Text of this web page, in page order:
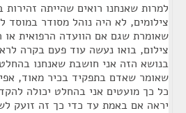
למרות שאנחנו רואים שהייתה
צילומים, לא היה נוהל מסודר במוסד
שאומרת שגם אם הוועדה הרפואית
צילום, בואו נעשה עוד פעם בקרה
בנושא הזה אני חושבת שאנחנו
שאומר שאדם בתפקיד בכיר מאוד,
כל כך מועטים אני בהחלט יכולה
יראה אם באמת עד כדי כך זה זועק